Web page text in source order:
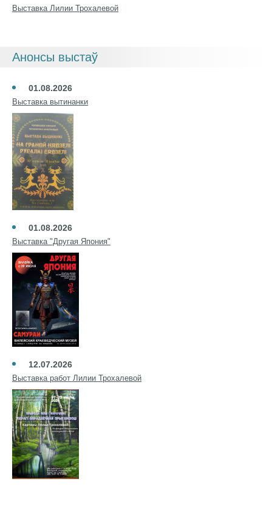
Выставка Лилии Трохалевой
Анонсы выстаў
01.08.2026
Выставка вытинанки
01.08.2026
Выставка "Другая Япония"
12.07.2026
Выставка работ Лилии Трохалевой